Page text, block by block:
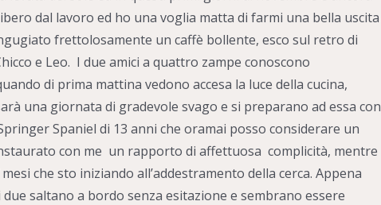
dal lavoro ed ho una voglia matta di farmi una bella uscita
frettolosamente un caffè bollente, esco sul retro di
e Leo. I due amici a quattro zampe conoscono
di prima mattina vedono accesa la luce della cucina,
una giornata di gradevole svago e si preparano ad essa con
Spaniel di 13 anni che oramai posso considerare un
con me un rapporto di affettuosa complicità, mentre
che sto iniziando all’addestramento della cerca. Appena
saltano a bordo senza esitazione e sembrano essere